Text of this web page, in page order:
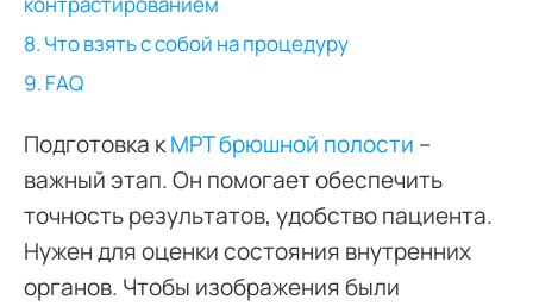
8. Что взять с собой на процедуру
9. FAQ
Подготовка кМРТ брюшной полости –
важный этап. Он помогает обеспечить
точность результатов, удобство пациента.
Нужен для оценки состояния внутренних
органов. Чтобы изображения были